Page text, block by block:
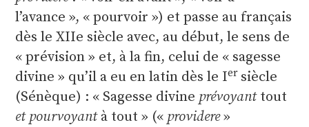
l’avance », « pourvoir ») et passe au français
dès le XIIe siècle avec, au début, le sens de
« prévision » et, à la fin, celui de « sagesse
divine » qu’il a eu en latin dès le Iersiècle
(Sénèque) : « Sagesse divine prévoyanttout
et pourvoyantà tout » (« providere»